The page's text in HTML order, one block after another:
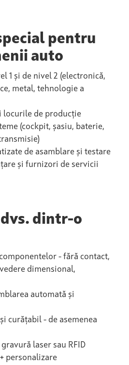
pentru
auto
1 și de nivel 2 (electronică,
metal, tehnologie a
locurile de producție
(cockpit, șasiu, baterie,
de asamblare și testare
și furnizori de servicii
dintr-o
- fără contact,
dimensional,
automată și
curățabil - de asemenea
laser sau RFID
personalizare